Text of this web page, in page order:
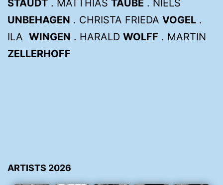
STAUDT . MATTHIAS TAUBE . NIELS
UNBEHAGEN . CHRISTA FRIEDA VOGEL .
ILA WINGEN . HARALD WOLFF . MARTIN
ZELLERHOFF
ARTISTS 2026